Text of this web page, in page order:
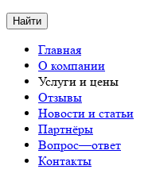
Найти
Главная
О компании
Услуги и цены
Отзывы
Новости и статьи
Партнёры
Вопрос—ответ
Контакты